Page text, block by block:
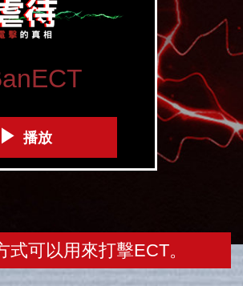
播放
式可以用來打擊ECT。